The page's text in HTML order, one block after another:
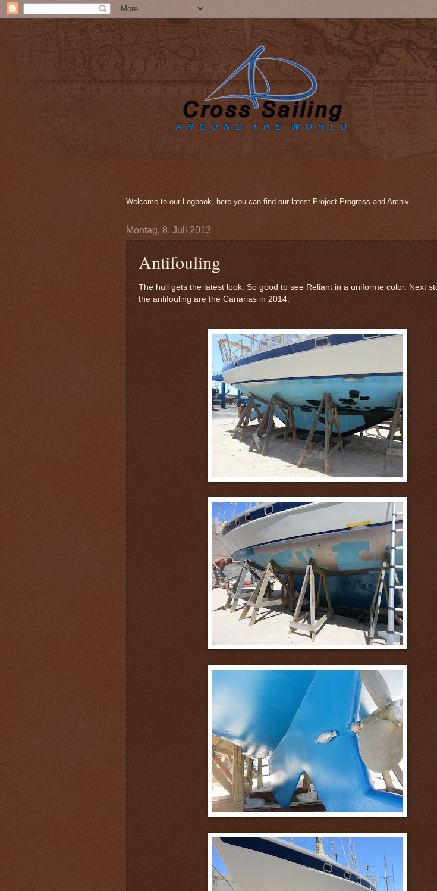
Welcome to our Logbook, here you can find our latest Project Progress and Archiv
Montag, 8. Juli 2013
Antifouling
The hull gets the latest look. So good to see Reliant in a uniforme color. Next
the antifouling are the Canarias in 2014.